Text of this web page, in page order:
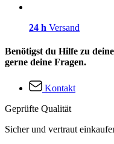
24 h Versand
Benötigst du Hilfe zu
gerne deine Fragen.
Kontakt
Geprüfte Qualität
Sicher und vertraut